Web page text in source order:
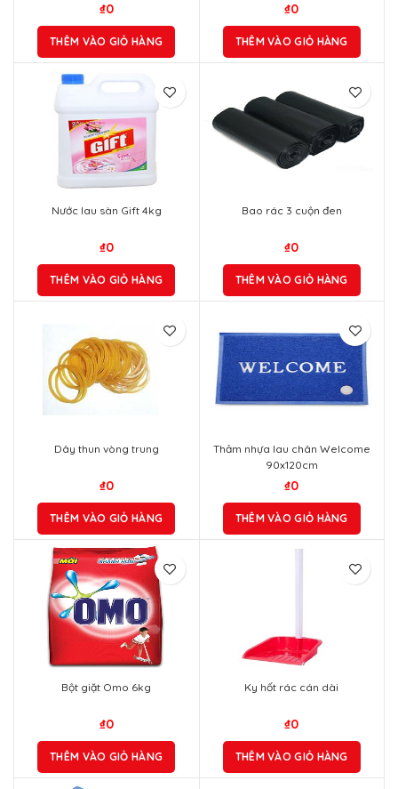
₫0
THÊM VÀO GIỎ HÀNG
₫0
THÊM VÀO GIỎ HÀNG
Nước lau sàn Gift 4kg
₫0
THÊM VÀO GIỎ HÀNG
Bao rác 3 cuộn đen
₫0
THÊM VÀO GIỎ HÀNG
Dây thun vòng trung
₫0
THÊM VÀO GIỎ HÀNG
Thảm nhựa lau chân Welcome
90x120cm
₫0
THÊM VÀO GIỎ HÀNG
Bột giặt Omo 6kg
₫0
THÊM VÀO GIỎ HÀNG
Ky hốt rác cán dài
₫0
THÊM VÀO GIỎ HÀNG